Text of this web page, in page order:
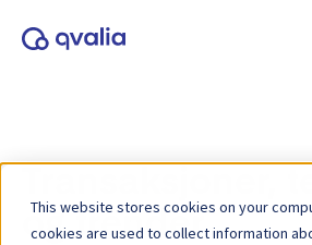
This website stores cookies on your
cookies are used to collect information
Transaksjoner,
og trender